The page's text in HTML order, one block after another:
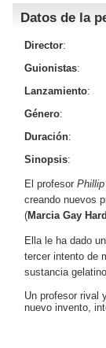
Iniciar
Datos de la
Director:
Guionistas:
Lanzamiento:
Género:
Duración:
Sinopsis:
El profesor
creando nuevos
(Marcia Gay
Ella le ha dado
tercer intento de
sustancia
Un profesor rival
nuevo invento,